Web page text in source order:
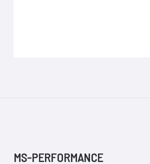
MS-PERFORMANCE